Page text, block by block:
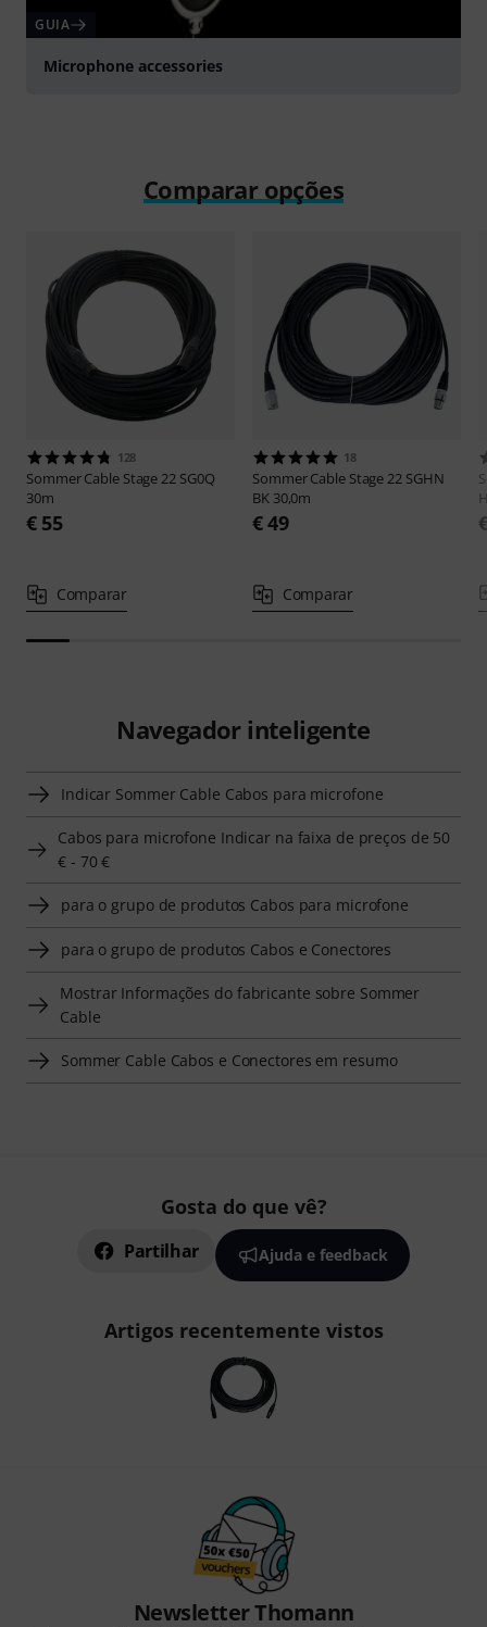
GUIA
Microphone accessories
Comparar opções
128
Sommer Cable Stage 22 SG0Q
30m
€ 55
Comparar
18
Sommer Cable Stage 22 SGHN
BK 30,0m
€ 49
Comparar
Navegador inteligente
Indicar Sommer Cable Cabos para microfone
Cabos para microfone Indicar na faixa de preços de 50
€ - 70 €
para o grupo de produtos Cabos para microfone
para o grupo de produtos Cabos e Conectores
Mostrar Informações do fabricante sobre Sommer
Cable
Sommer Cable Cabos e Conectores em resumo
Gosta do que vê?
Partilhar Ajuda e feedback
Artigos recentemente vistos
Newsletter Thomann